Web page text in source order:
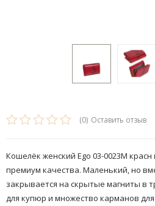
(0) Оставить отзыв
Кошелёк женский Ego 03-0023M
премиум качества. Маленький, но
закрывается на скрытые магниты в
для купюр и множество карманов